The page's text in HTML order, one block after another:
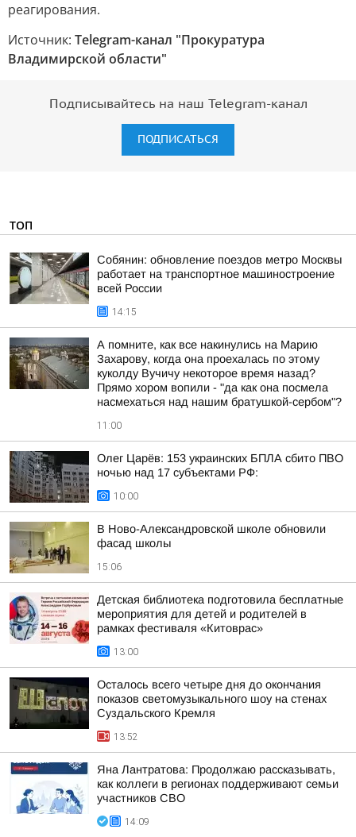
реагирования.
Источник: Telegram-канал "Прокуратура
Владимирской области"
Подписывайтесь на наш Telegram-канал
ПОДПИСАТЬСЯ
ТОП
Собянин: обновление поездов метро Москвы
работает на транспортное машиностроение
всей России
14:15
А помните, как все накинулись на Марию
Захарову, когда она проехалась по этому
куколду Вучичу некоторое время назад?
Прямо хором вопили - "да как она посмела
насмехаться над нашим братушкой-сербом"?
11:00
Олег Царёв: 153 украинских БПЛА сбито ПВО
ночью над 17 субъектами РФ:
10:00
В Ново-Александровской школе обновили
фасад школы
15:06
Детская библиотека подготовила бесплатные
мероприятия для детей и родителей в
рамках фестиваля «Китоврас»
13:00
Осталось всего четыре дня до окончания
показов светомузыкального шоу на стенах
Суздальского Кремля
13:52
Яна Лантратова: Продолжаю рассказывать,
как коллеги в регионах поддерживают семьи
участников СВО
14:09